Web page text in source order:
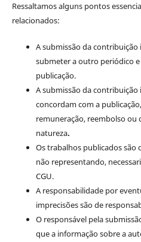
Ressaltamos alguns pontos
relacionados:
A submissão da
submeter a outro periódico
publicação.
A submissão da
concordam com a
remuneração, reembolso ou
natureza.
Os trabalhos publicados são
não representando,
CGU.
A responsabilidade por
imprecisões são de
O responsável pela
que a informação sobre a